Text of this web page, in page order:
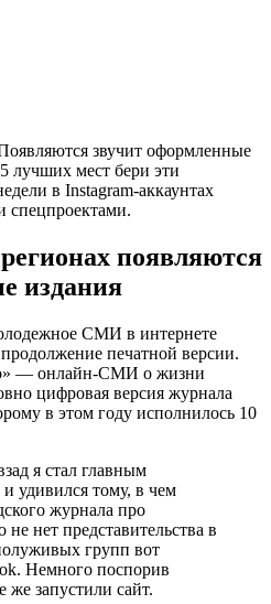
звучит оформленные
лучших мест бери эти
в Instagram-аккаунтах
спецпроектами.
появляются
издания
СМИ в интернете
печатной версии.
— онлайн-СМИ о жизни
цифровая версия журнала
в этом году исполнилось 10
я стал главным
удивился тому, в чем
журнала про
не нет представительства в
групп вот
Немного поспорив
же запустили сайт.